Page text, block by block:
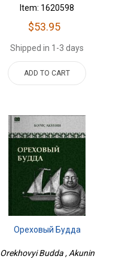
Item: 1620598
$53.95
Shipped in 1-3 days
ADD TO CART
Ореховый Будда
Orekhovyi Budda , Akunin